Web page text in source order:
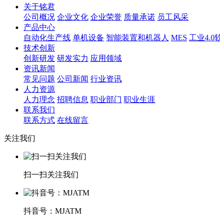
关于铭君
公司概况 企业文化 企业荣誉 质量承诺 员工风采
产品中心
自动化生产线 单机设备 智能装置和机器人 MES 工业4.0
技术创新
创新研发 研发实力 应用领域
资讯新闻
常见问题 公司新闻 行业资讯
人力资源
人力理念 招聘信息 职业部门 职业生涯
联系我们
联系方式 在线留言
关注我们
扫一扫关注我们
抖音号：MJATM